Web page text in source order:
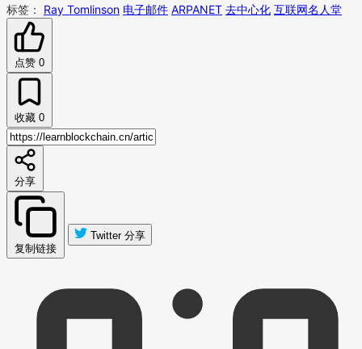
标签： Ray Tomlinson 电子邮件 ARPANET 去中心化 互联网名人堂
点赞 0
收藏 0
分享
复制链接
Twitter 分享